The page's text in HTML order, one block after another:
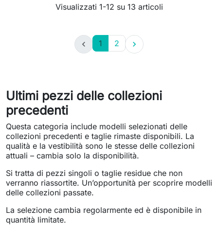
Visualizzati 1-12 su 13 articoli
 1 2 
Ultimi pezzi delle collezioni
precedenti
Questa categoria include modelli selezionati delle
collezioni precedenti e taglie rimaste disponibili. La
qualità e la vestibilità sono le stesse delle collezioni
attuali – cambia solo la disponibilità.
Si tratta di pezzi singoli o taglie residue che non
verranno riassortite. Un’opportunità per scoprire modelli
delle collezioni passate.
La selezione cambia regolarmente ed è disponibile in
quantità limitate.